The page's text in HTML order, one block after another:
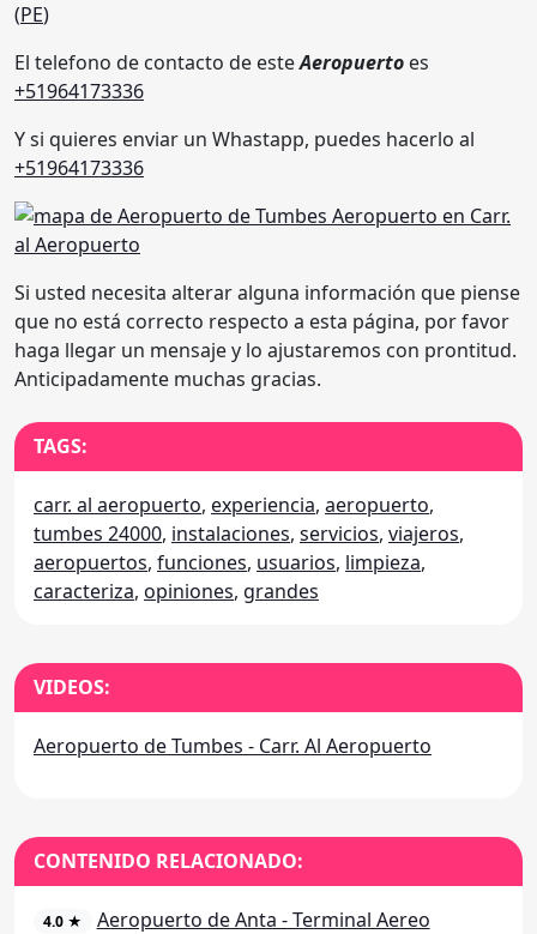
(PE)
El telefono de contacto de esteAeropuerto es
+51964173336
Y si quieres enviar un Whastapp, puedes hacerlo al
+51964173336
Si usted necesita alterar alguna información que piense
que no está correcto respecto a esta página, por favor
haga llegar un mensaje y lo ajustaremos con prontitud.
Anticipadamente muchas gracias.
TAGS:
carr. al aeropuerto, experiencia, aeropuerto,
tumbes 24000, instalaciones, servicios, viajeros,
aeropuertos, funciones, usuarios, limpieza,
caracteriza, opiniones, grandes
VIDEOS:
Aeropuerto de Tumbes - Carr. Al Aeropuerto
CONTENIDO RELACIONADO:
4.0 ★ Aeropuerto de Anta - Terminal Aereo